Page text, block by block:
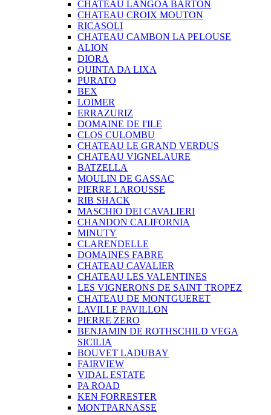
CHATEAU LANGOA BARTON
CHATEAU CROIX MOUTON
RICASOLI
CHATEAU CAMBON LA PELOUSE
ALION
DIORA
QUINTA DA LIXA
PURATO
BEX
LOIMER
ERRAZURIZ
DOMAINE DE I'ILE
CLOS CULOMBU
CHATEAU LE GRAND VERDUS
CHATEAU VIGNELAURE
BATZELLA
MOULIN DE GASSAC
PIERRE LAROUSSE
RIB SHACK
MASCHIO DEI CAVALIERI
CHANDON CALIFORNIA
MINUTY
CLARENDELLE
DOMAINES FABRE
CHATEAU CAVALIER
CHATEAU LES VALENTINES
LES VIGNERONS DE SAINT TROPEZ
CHATEAU DE MONTGUERET
LAVILLE PAVILLON
PIERRE ZERO
BENJAMIN DE ROTHSCHILD VEGA
SICILIA
BOUVET LADUBAY
FAIRVIEW
VIDAL ESTATE
PA ROAD
KEN FORRESTER
MONTPARNASSE